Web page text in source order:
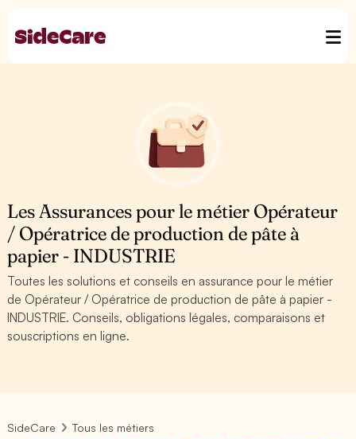
Les Assurances pour le métier Opérateur
/ Opératrice de production de pâte à
papier - INDUSTRIE
Toutes les solutions et conseils en assurance pour le métier
de Opérateur / Opératrice de production de pâte à papier -
INDUSTRIE. Conseils, obligations légales, comparaisons et
souscriptions en ligne.
SideCare
Tous les métiers